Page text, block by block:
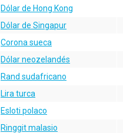
Dólar de Hong Kong
Dólar de Singapur
Corona sueca
Dólar neozelandés
Rand sudafricano
Lira turca
Esloti polaco
Ringgit malasio